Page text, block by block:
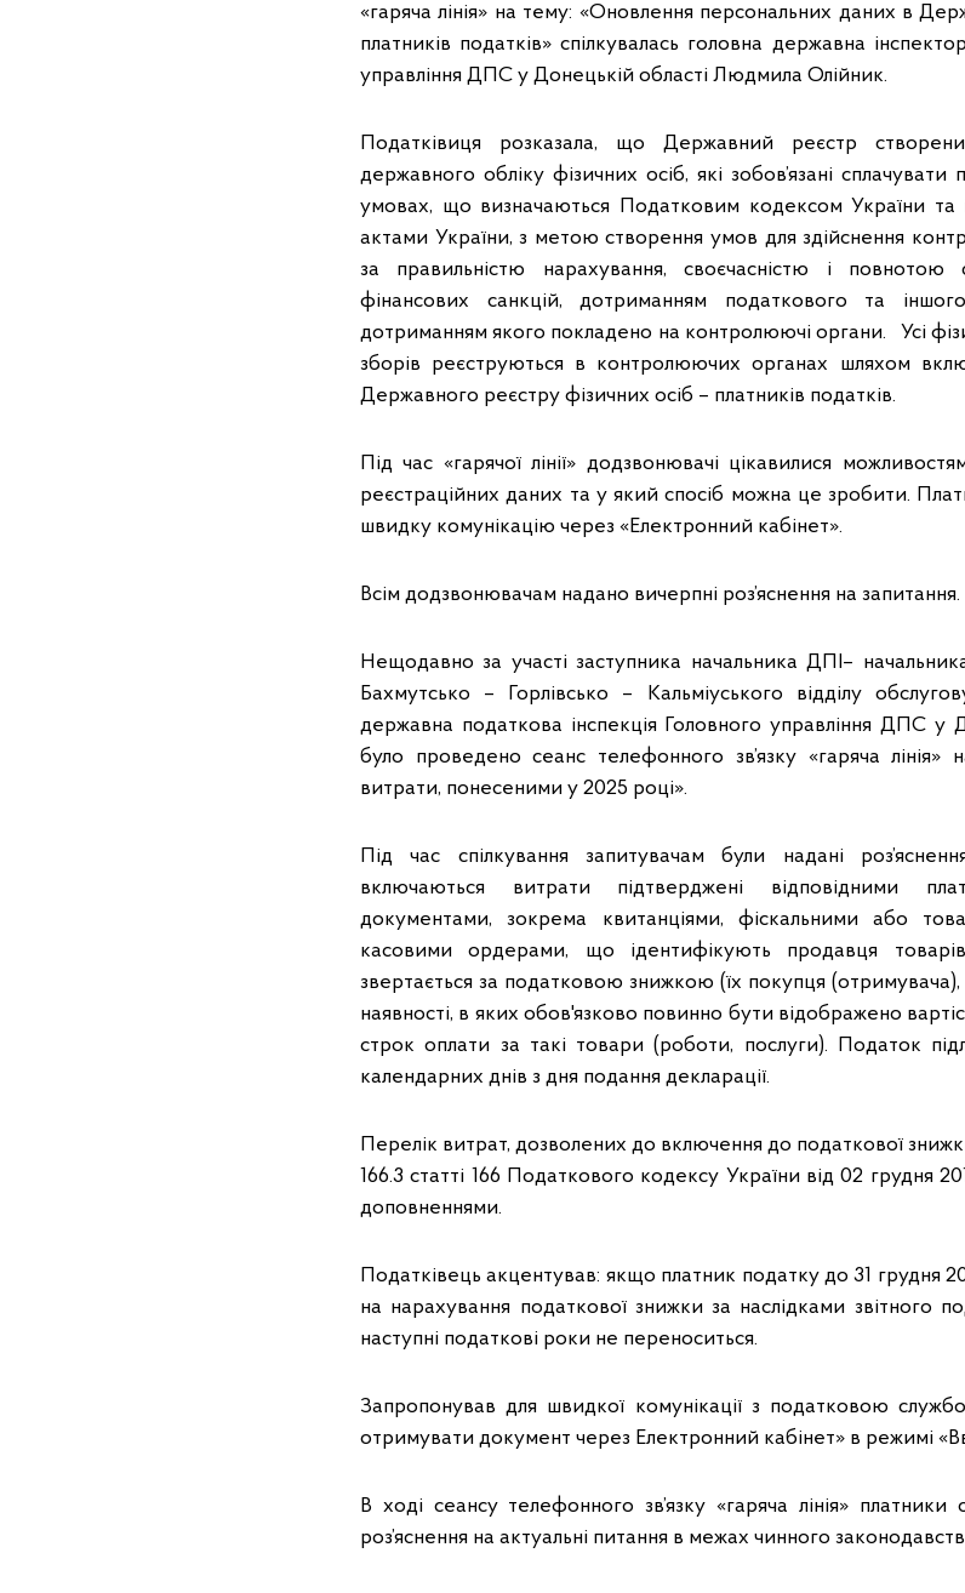
«гаряча лінія» на тему: «Оновлення персональних даних в
платників податків» спілкувалась головна державна
управління ДПС у Донецькій області Людмила Олійник.
Податківиця розказала, що Державний реєстр
державного обліку фізичних осіб, які зобов’язані
умовах, що визначаються Податковим кодексом України
актами України, з метою створення умов для здійснення
за правильністю нарахування, своєчасністю і повнотою
фінансових санкцій, дотриманням податкового та
дотриманням якого покладено на контролюючі органи. Усі
зборів реєструються в контролюючих органах шляхом
Державного реєстру фізичних осіб – платників податків.
Під час «гарячої лінії» додзвонювачі цікавилися
реєстраційних даних та у який спосіб можна це зробити.
швидку комунікацію через «Електронний кабінет».
Всім додзвонювачам надано вичерпні роз’яснення на запитання.
Нещодавно за участі заступника начальника ДПІ–
Бахмутсько – Горлівсько – Кальміуського відділу
державна податкова інспекція Головного управління ДПС у
було проведено сеанс телефонного зв’язку «гаряча
витрати, понесеними у 2025 році».
Під час спілкування запитувачам були надані
включаються витрати підтверджені відповідними
документами, зокрема квитанціями, фіскальними або
касовими ордерами, що ідентифікують продавця
звертається за податковою знижкою (їх покупця (отримувача),
наявності, в яких обов'язково повинно бути відображено
строк оплати за такі товари (роботи, послуги). Податок
календарних днів з дня подання декларації.
Перелік витрат, дозволених до включення до податкової
166.3 статті 166 Податкового кодексу України від 02 грудня
доповненнями.
Податківець акцентував: якщо платник податку до 31 грудня
на нарахування податкової знижки за наслідками звітного
наступні податкові роки не переноситься.
Запропонував для швидкої комунікації з податковою
отримувати документ через Електронний кабінет» в режимі
В ході сеансу телефонного зв’язку «гаряча лінія» платники
роз’яснення на актуальні питання в межах чинного